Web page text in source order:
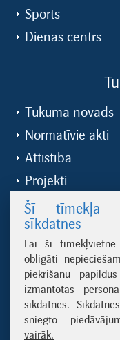
Sports
Dienas centrs
Tukuma novads
Normatīvie akti
Attīstība
Projekti
Būvvalde
Dabas
Ķemeru
ES fondi
Šī tīmekļa
sīkdatnes
Lai šī
obligāti
piekrišanu
izmantotas
sīkdatnes.
sniegto
vairāk.